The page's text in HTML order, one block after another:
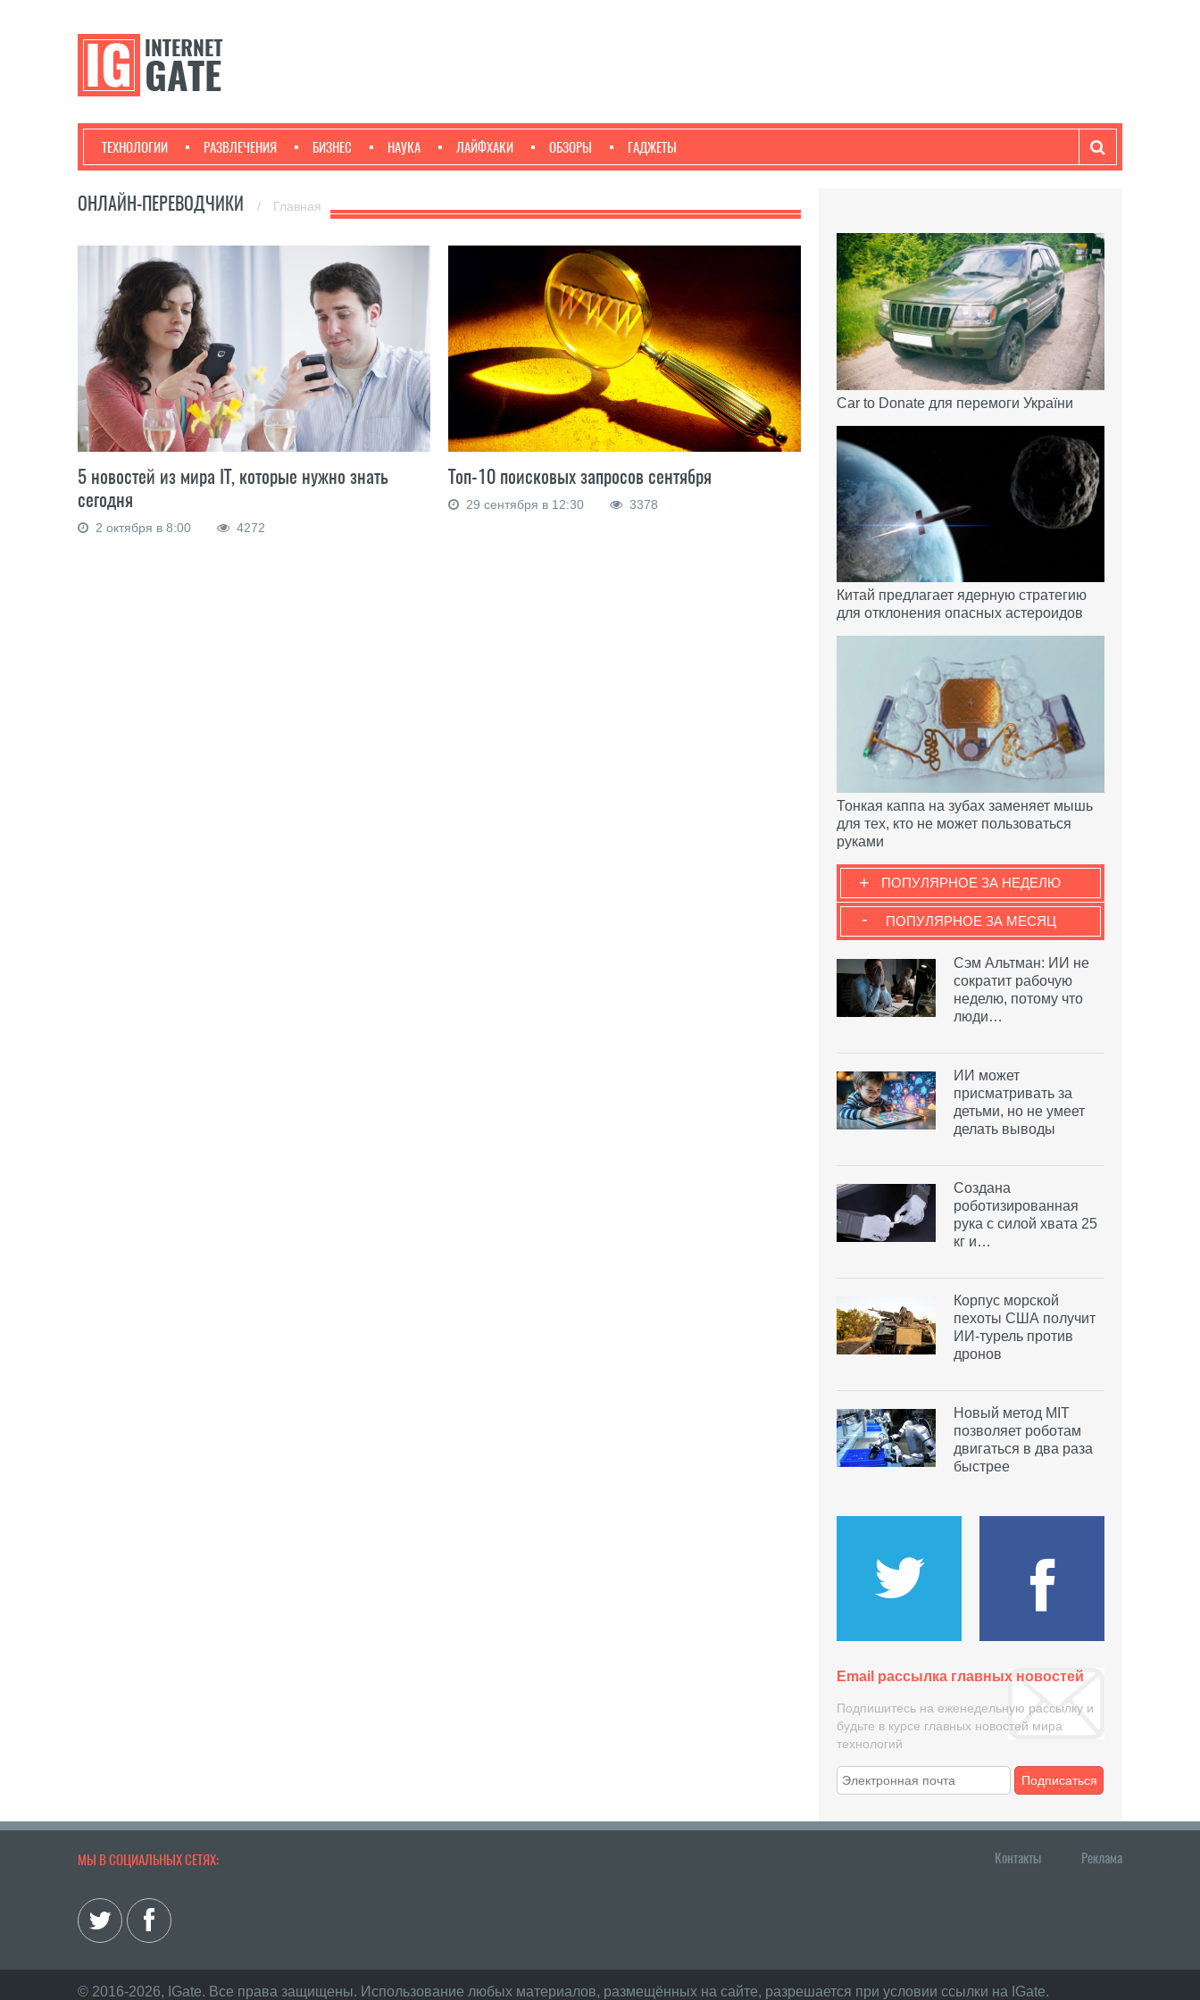
ТЕХНОЛОГИИ РАЗВЛЕЧЕНИЯ БИЗНЕС НАУКА ЛАЙФХАКИ ОБЗОРЫ ГАДЖЕТЫ
ОНЛАЙН-ПЕРЕВОДЧИКИ / Главная
5 новостей из мира IT, которые нужно знать
сегодня
2 октября в 8:00 4272
Топ-10 поисковых запросов сентября
29 сентября в 12:30 3378
Car to Donate для перемоги України
Китай предлагает ядерную стратегию
для отклонения опасных астероидов
Тонкая каппа на зубах заменяет мышь
для тех, кто не может пользоваться
руками
ПОПУЛЯРНОЕ ЗА НЕДЕЛЮ
+
ПОПУЛЯРНОЕ ЗА МЕСЯЦ
-
Сэм Альтман: ИИ не
сократит рабочую
неделю, потому что
люди…
ИИ может
присматривать за
детьми, но не умеет
делать выводы
Создана
роботизированная
рука с силой хвата 25
кг и…
Корпус морской
пехоты США получит
ИИ-турель против
дронов
Новый метод MIT
позволяет роботам
двигаться в два раза
быстрее
Email рассылка главных новостей
Подпишитесь на еженедельную рассылку и
будьте в курсе главных новостей мира
технологий
Подписаться
МЫ В СОЦИАЛЬНЫХ СЕТЯХ: Контакты Реклама
© 2016-2026, IGate. Все права защищены. Использование любых материалов, размещённых на сайте, разрешается при условии ссылки на IGate.